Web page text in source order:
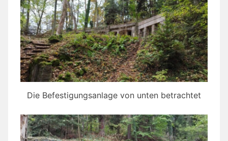
Die Befestigungsanlage von unten betrachtet